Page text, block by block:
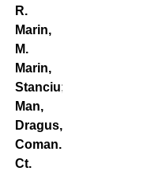
R.
Marin,
M.
Marin,
Stanciu;
Man,
Dragus,
Coman.
Ct.